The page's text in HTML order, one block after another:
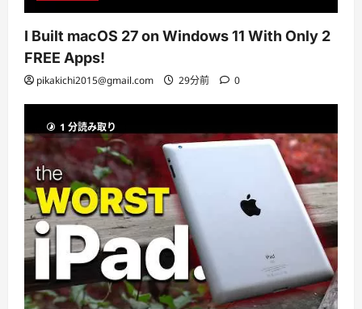
I Built macOS 27 on Windows 11 With Only 2
FREE Apps!
pikakichi2015@gmail.com 29分前 0
1 分読み取り